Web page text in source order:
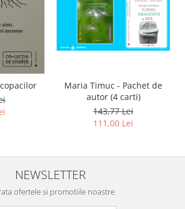
Maria Timuc - Pachet de
autor (4 carti)
143,77 Lei
111,00 Lei
NEWSLETTER
ofertele si promotiile noastre